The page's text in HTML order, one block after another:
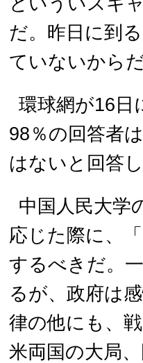
だ。昨日に到
ていないからだ
環球網が16日
98％の回答者
はないと回答し
中国人民大学
応じた際に、
するべきだ。
るが、政府は
律の他にも、
米両国の大局